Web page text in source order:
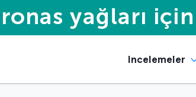
Incelemeler